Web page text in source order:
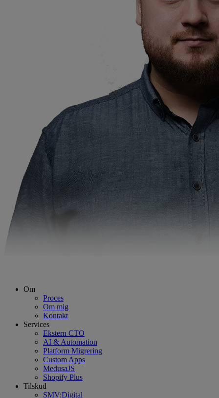
Om
Proces
Om mig
Kontakt
Services
Ekstern CTO
AI & Automation
Platform Migrering
Custom Apps
MedusaJS
Shopify Plus
Tilskud
SMV:Digital